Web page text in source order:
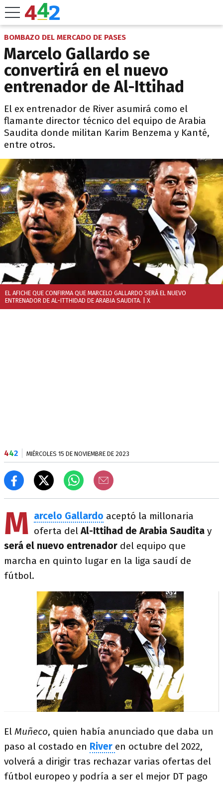
BOMBAZO DEL MERCADO DE PASES
Marcelo Gallardo se
convertirá en el nuevo
entrenador de Al-Ittihad
El ex entrenador de River asumirá como el
flamante director técnico del equipo de Arabia
Saudita donde militan Karim Benzema y Kanté,
entre otros.
EL AFICHE QUE CONFIRMA QUE MARCELO GALLARDO SERÁ EL NUEVO
ENTRENADOR DE AL-ITTHIDAD DE ARABIA SAUDITA. | X
442 MIÉRCOLES 15 DE NOVIEMBRE DE 2023
M arcelo Gallardo aceptó la millonaria
oferta delAl-Ittihad de Arabia Saudita y
será el nuevo entrenador del equipo que
marcha en quinto lugar en la liga saudí de
fútbol.
El Muñeco, quien había anunciado que daba un
paso al costado en River en octubre del 2022,
volverá a dirigir tras rechazar varias ofertas del
fútbol europeo y podría a ser el mejor DT pago